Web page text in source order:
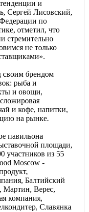
и
Сергей Лисовский,
Федерации по
отметил, что
стремительно
не только
своим брендом
рыба и
и овощи,
и кофе, напитки,
на рынке.
павильона
площади,
участников из 55
Moscow -
Балтийский
Мартин, Верес,
компания,
Славянка